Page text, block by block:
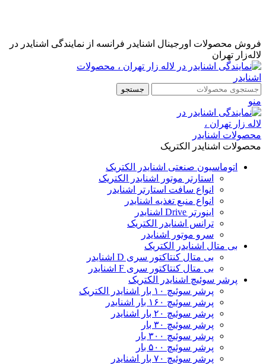
فروش محصولات اورجینال اشنایدر فرانسه از نمایندگی اشنایدر در
لاله‌زار تهران
جستجو
منو
محصولات اشنایدر الکتریک
اتوماسیون صنعتی اشنایدر الکتریک
استارتر موتور اشنایدر الکتریک
انواع سافت استارتر اشنایدر
انواع منبع تغذیه اشنایدر
اینورتر Drive اشنایدر
ترانس اشنایدر الکتریک
سرو موتور اشنایدر
بی متال اشنایدر الکتریک
بی متال کنتاکتور سری D اشنایدر
بی متال کنتاکتور سری F اشنایدر
پرشر سوئیچ اشنایدر الکتریک
پرشر سوئیچ ۱۰ بار اشنایدر الکتریک
پرشر سوئیچ ۱۶۰ بار اشنایدر
پرشر سوئیچ ۲۰ بار اشنایدر
پرشر سوئیچ ۳۰ بار
پرشر سوئیچ ۳۰۰ بار
پرشر سوئیچ ۵۰۰ بار
پرشر سوئیچ ۷۰ بار اشنایدر